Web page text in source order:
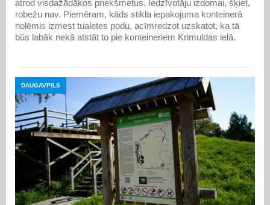
atrod visdažādākos priekšmetus. Iedzīvotāju izdomai, šķiet,
robežu nav. Piemēram, kāds stikla iepakojuma konteinerā
nolēmis izmest tualetes podu, acīmredzot uzskatot, ka tā
būs labāk nekā atstāt to pie konteineriem Krimuldas ielā.
DAUGAVPILS